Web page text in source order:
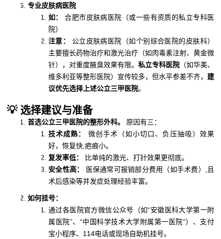
专业皮肤病医院
如：
合肥市皮肤病医院（或一些有资质的私立专科医
院）
注意：
公立皮肤病医院（如个别综合医院的皮肤科）
主要擅长药物治疗和激光治疗（如肉毒素注射、黄金微
针），对重度腋臭效果有限。 私立专科医院 （如华美、
维多利亚等整形医院）宣传较多，但水平参差不齐， 建
议优先选择上述公立三甲医院。
💡 选择建议与准备
首选公立三甲医院的整形外科。
原因有三：
技术成熟：
微创手术（如小切口、负压抽吸）效果
好，恢复快,疤痕小。
复发率低：
比单纯的激光、打针效果更彻底。
安全性高：
医保通常可报销部分费用（如手术费）,且
术后感染等并发症处理经验丰富。
如何挂号：
通过各医院官方微信公众号（如“安徽医科大学第一附
属医院”、“中国科学技术大学附属第一医院”）、支付
宝小程序、114电话或现场自助机挂号。